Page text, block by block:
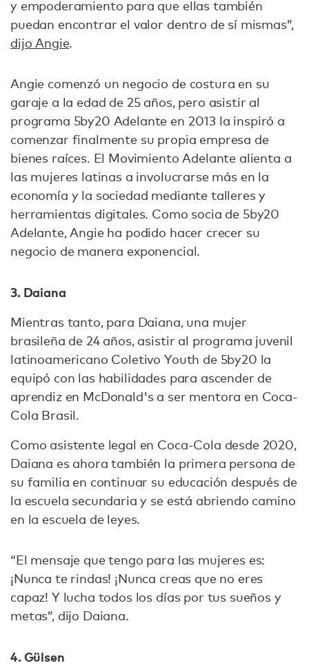
y empoderamiento para que ellas también
puedan encontrar el valor dentro de sí mismas”,
dijo Angie.
Angie comenzó un negocio de costura en su
garaje a la edad de 25 años, pero asistir al
programa 5by20 Adelante en 2013 la inspiró a
comenzar finalmente su propia empresa de
bienes raíces. El Movimiento Adelante alienta a
las mujeres latinas a involucrarse más en la
economía y la sociedad mediante talleres y
herramientas digitales. Como socia de 5by20
Adelante, Angie ha podido hacer crecer su
negocio de manera exponencial.
3. Daiana
Mientras tanto, para Daiana, una mujer
brasileña de 24 años, asistir al programa juvenil
latinoamericano Coletivo Youth de 5by20 la
equipó con las habilidades para ascender de
aprendiz en McDonald's a ser mentora en Coca-
Cola Brasil.
Como asistente legal en Coca-Cola desde 2020,
Daiana es ahora también la primera persona de
su familia en continuar su educación después de
la escuela secundaria y se está abriendo camino
en la escuela de leyes.
“El mensaje que tengo para las mujeres es:
¡Nunca te rindas! ¡Nunca creas que no eres
capaz! Y lucha todos los días por tus sueños y
metas”, dijo Daiana.
4. Gülsen